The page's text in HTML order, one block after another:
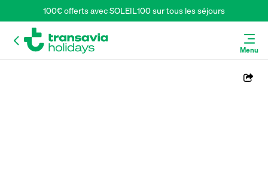
100€ offerts avec SOLEIL100 sur tous les séjours
Menu